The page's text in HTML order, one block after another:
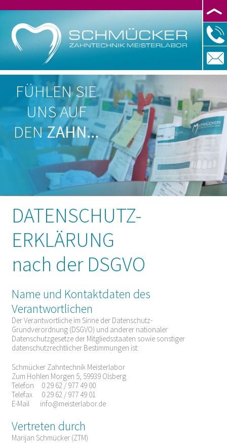
FÜHLEN SIE
UNS AUF
DENZAHN...
DATENSCHUTZ-
ERKLÄRUNG
nach der DSGVO
Name und Kontaktdaten des
Verantwortlichen
Der Verantwortliche im Sinne der Datenschutz-
Grundverordnung (DSGVO) und anderer nationaler
Datenschutzgesetze der Mitgliedsstaaten sowie sonstiger
datenschutzrechtlicher Bestimmungen ist:
Schmücker Zahntechnik Meisterlabor
Zum Hohlen Morgen 5, 59939 Olsberg
Telefon 0 29 62 / 977 49 00
Telefax 0 29 62 / 977 49 01
E-Mail
info@meisterlabor.de
Vertreten durch
Marijan Schmücker (ZTM)